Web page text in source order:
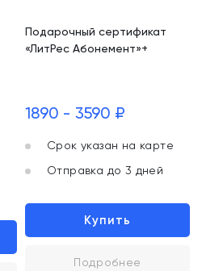
Подарочный сертификат
«ЛитРес Абонемент»+
1890 - 3590 ₽
Срок указан на карте
Отправка до 3 дней
Купить
Подробнее